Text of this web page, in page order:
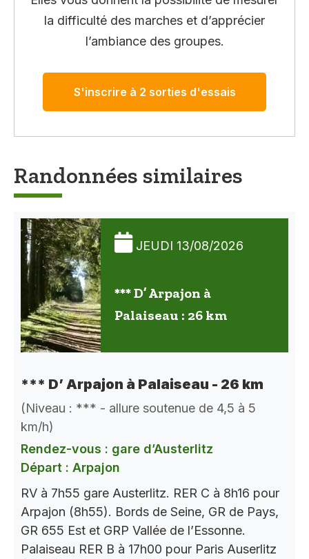
la difficulté des marches et d’apprécier
l’ambiance des groupes.
S'inscrire à 2 sorties d'essais
Randonnées similaires
JEUDI 13/08/2026
*** D’ Arpajon à
Palaiseau : 26 km
*** D’ Arpajon à Palaiseau - 26 km
(Niveau : *** - allure soutenue de 4,5 à 5
km/h)
Rendez-vous : gare d’Austerlitz
Départ : Arpajon
RV à 7h55 gare Austerlitz. RER C à 8h16 pour
Arpajon (8h55). Bords de Seine, GR de Pays,
GR 655 Est et GRP Vallée de l’Essonne.
Palaiseau RER B à 17h00 pour Paris Auserlitz